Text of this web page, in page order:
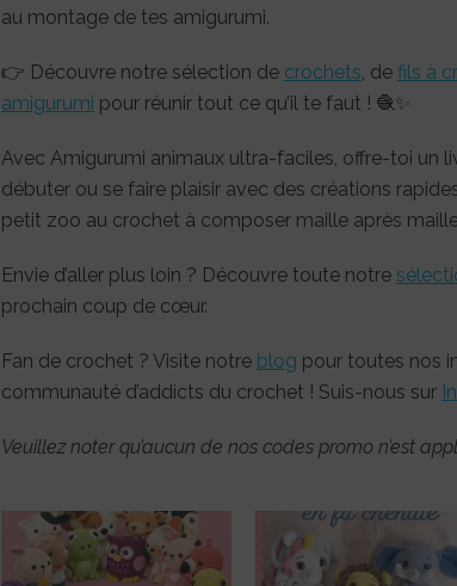
au montage de tes amigurumi.
👉 Découvre notre sélection de crochets, de fils à
amigurumi pour réunir tout ce qu’il te faut ! 🧶✨
Avec Amigurumi animaux ultra-faciles, offre-toi un
débuter ou se faire plaisir avec des créations
petit zoo au crochet à composer maille après
Envie d’aller plus loin ? Découvre toute notre
prochain coup de cœur.
Fan de crochet ? Visite notre blog pour toutes nos
communauté d’addicts du crochet ! Suis-nous sur
Veuillez noter qu’aucun de nos codes promo n’est